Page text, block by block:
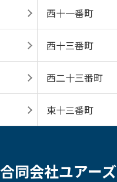
西十一番町
西十三番町
西二十三番町
東十三番町
合同会社ユアーズ